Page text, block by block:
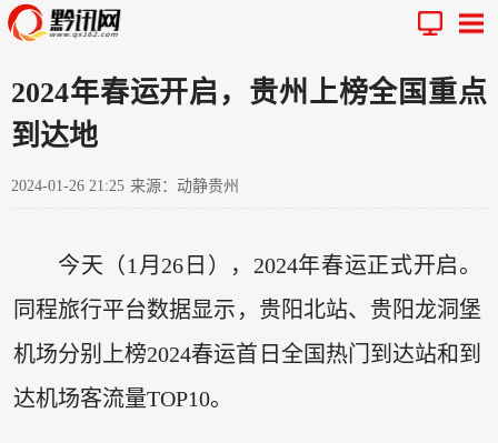
2024年春运开启，贵州上榜全国重点
到达地
2024-01-26 21:25 来源：动静贵州
今天（1月26日），2024年春运正式开启。
同程旅行平台数据显示，贵阳北站、贵阳龙洞堡
机场分别上榜2024春运首日全国热门到达站和到
达机场客流量TOP10。